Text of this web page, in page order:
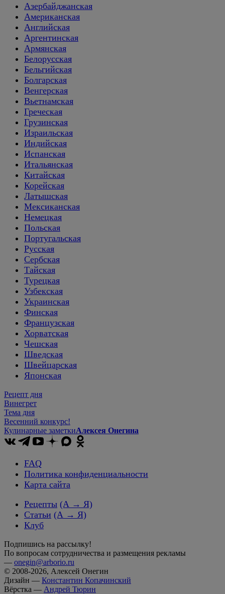
Азербайджанская
Американская
Английская
Аргентинская
Армянская
Белорусская
Бельгийская
Болгарская
Венгерская
Вьетнамская
Греческая
Грузинская
Израильская
Индийская
Испанская
Итальянская
Китайская
Корейская
Латышская
Мексиканская
Немецкая
Польская
Португальская
Русская
Сербская
Тайская
Турецкая
Узбекская
Украинская
Финская
Французская
Хорватская
Чешская
Шведская
Швейцарская
Японская
Рецепт дня
Винегрет
Тема дня
Весенний конкурс!
Кулинарные заметкиАлексея Онегина
FAQ
Политика конфиденциальности
Карта сайта
Рецепты (А → Я)
Статьи (А → Я)
Клуб
Подпишись на рассылку!
По вопросам сотрудничества и размещения рекламы
— onegin@arborio.ru
© 2008-2026, Алексей Онегин
Дизайн — Константин Копачинский
Вёрстка — Андрей Тюрин